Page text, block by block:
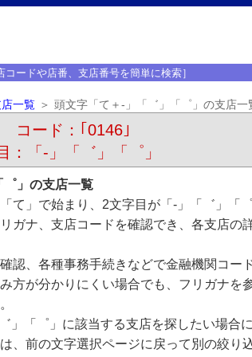
ードや店番、支店番号を簡単に検索］
一覧 頭文字「て＋-」「゛」「゜」の支店一
コード：｢0146｣
「-」「゛」「゜」
」の支店一覧
て」で始まり、2文字目が「-」「゛」「
ガナ、支店コードを確認でき、各支店の
認、各種事務手続きなどで金融機関コー
方が分かりにくい場合でも、フリガナを
」「゜」に該当する支店を探したい場合
、前の文字選択ページに戻って別の絞り